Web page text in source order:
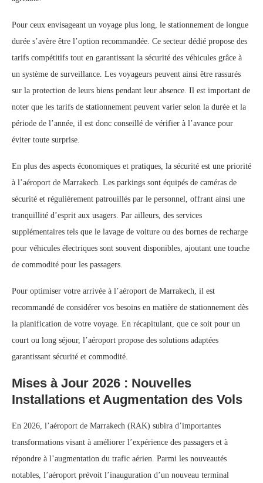
Pour ceux envisageant un voyage plus long, le stationnement de longue
durée s’avère être l’option recommandée. Ce secteur dédié propose des
tarifs compétitifs tout en garantissant la sécurité des véhicules grâce à
un système de surveillance. Les voyageurs peuvent ainsi être rassurés
sur la protection de leurs biens pendant leur absence. Il est important de
noter que les tarifs de stationnement peuvent varier selon la durée et la
période de l’année, il est donc conseillé de vérifier à l’avance pour
éviter toute surprise.
En plus des aspects économiques et pratiques, la sécurité est une priorité
à l’aéroport de Marrakech. Les parkings sont équipés de caméras de
sécurité et régulièrement patrouillés par le personnel, offrant ainsi une
tranquillité d’esprit aux usagers. Par ailleurs, des services
supplémentaires tels que le lavage de voiture ou des bornes de recharge
pour véhicules électriques sont souvent disponibles, ajoutant une touche
de commodité pour les passagers.
Pour optimiser votre arrivée à l’aéroport de Marrakech, il est
recommandé de considérer vos besoins en matière de stationnement dès
la planification de votre voyage. En récapitulant, que ce soit pour un
court ou long séjour, l’aéroport propose des solutions adaptées
garantissant sécurité et commodité.
Mises à Jour 2026 : Nouvelles
Installations et Augmentation des Vols
En 2026, l’aéroport de Marrakech (RAK) subira d’importantes
transformations visant à améliorer l’expérience des passagers et à
répondre à l’augmentation du trafic aérien. Parmi les nouveautés
notables, l’aéroport prévoit l’inauguration d’un nouveau terminal